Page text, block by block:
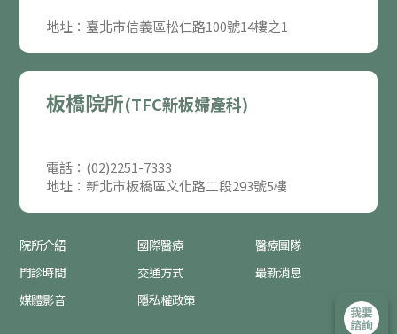
地址：臺北市信義區松仁路100號14樓之1
板橋院所(TFC新板婦產科)
電話：(02)2251-7333
地址：新北市板橋區文化路二段293號5樓
院所介紹 國際醫療
醫療團隊
門診時間
交通方式
最新消息
媒體影音
隱私權政策